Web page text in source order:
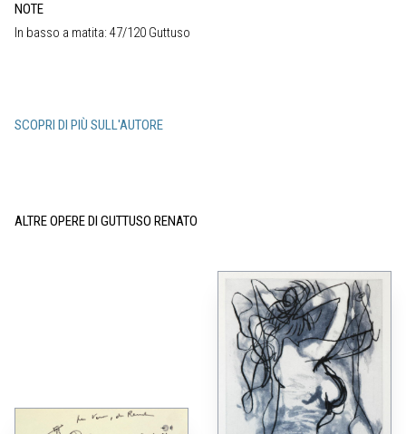
NOTE
In basso a matita: 47/120 Guttuso
SCOPRI DI PIÙ SULL'AUTORE
ALTRE OPERE DI GUTTUSO RENATO